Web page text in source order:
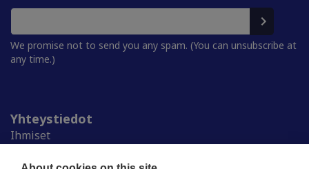
We promise not to send you any spam. (You can unsubscribe at
any time.)
Yhteystiedot
Ihmiset